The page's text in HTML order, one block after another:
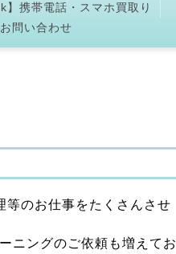
】携帯電話・スマホ買取り
問い合わせ
等のお仕事をたくさんさせ
ニングのご依頼も増えてお